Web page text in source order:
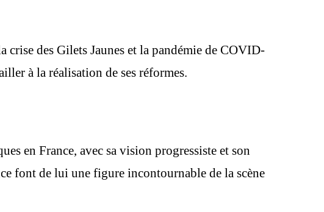
crise des Gilets Jaunes et la pandémie de COVID-
à la réalisation de ses réformes.
en France, avec sa vision progressiste et son
font de lui une figure incontournable de la scène